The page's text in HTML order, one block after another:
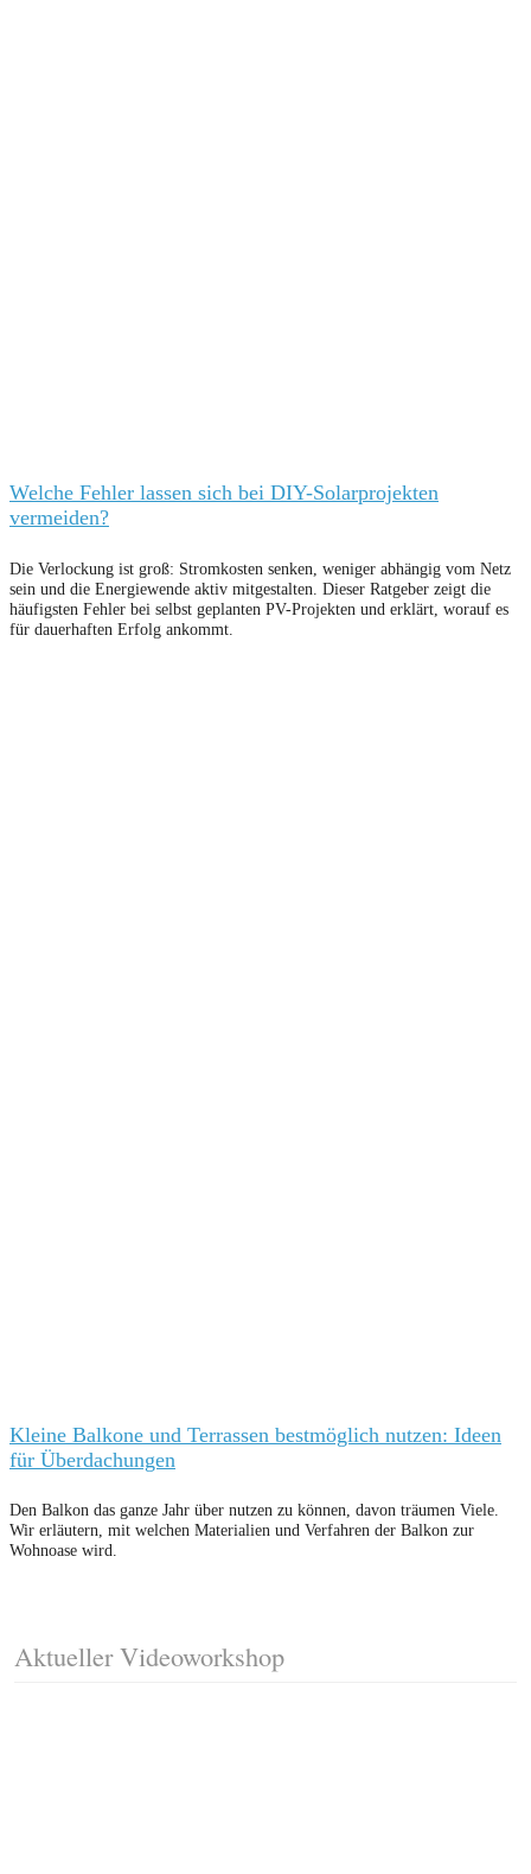
Welche Fehler lassen sich bei DIY-Solarprojekten
vermeiden?
Die Verlockung ist groß: Stromkosten senken, weniger abhängig vom Netz
sein und die Energiewende aktiv mitgestalten. Dieser Ratgeber zeigt die
häufigsten Fehler bei selbst geplanten PV-Projekten und erklärt, worauf es
für dauerhaften Erfolg ankommt.
Kleine Balkone und Terrassen bestmöglich nutzen: Ideen
für Überdachungen
Den Balkon das ganze Jahr über nutzen zu können, davon träumen Viele.
Wir erläutern, mit welchen Materialien und Verfahren der Balkon zur
Wohnoase wird.
Aktueller Videoworkshop